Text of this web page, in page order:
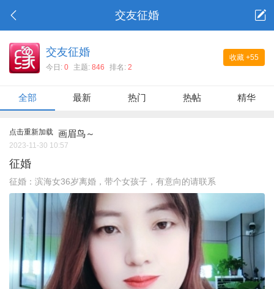
交友征婚
收藏 +55
交友征婚
今日: 0 主题: 846 排名: 2
全部 最新 热门 热帖 精华
点击重新加载 画眉鸟～
2023-11-30 10:57
征婚
征婚：滨海女36岁离婚，带个女孩子，有意向的请联系